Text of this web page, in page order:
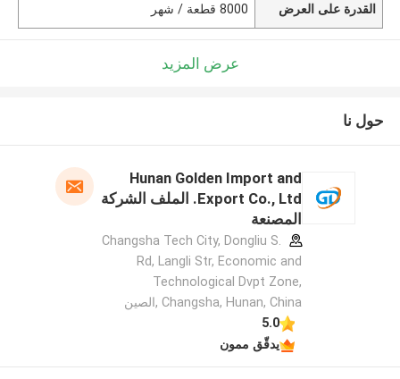
القدرة على العرض 8000 قطعة / شهر
عرض المزيد
حول نا
Hunan Golden Import and
Export Co., Ltd. الملف الشركة
المصنعة
Changsha Tech City, Dongliu S.
Rd, Langli Str, Economic and
Technological Dvpt Zone,
Changsha, Hunan, China ,الصين
5.0
يدقّق ممون